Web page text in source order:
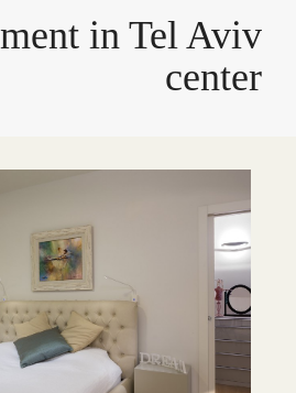
in Tel Aviv
center